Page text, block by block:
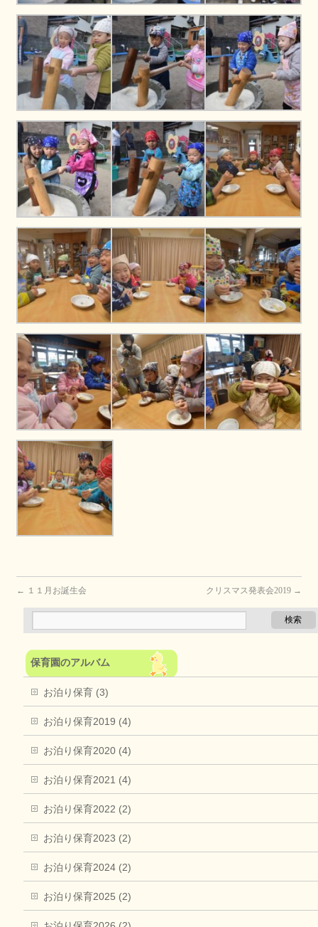
← １１月お誕生会 クリスマス発表会2019 →
保育園のアルバム
お泊り保育 (3)
お泊り保育2019 (4)
お泊り保育2020 (4)
お泊り保育2021 (4)
お泊り保育2022 (2)
お泊り保育2023 (2)
お泊り保育2024 (2)
お泊り保育2025 (2)